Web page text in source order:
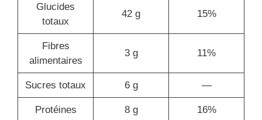
Glucides
totaux
42 g 15%
Fibres
alimentaires
3 g 11%
Sucres totaux 6 g —
Protéines 8 g 16%